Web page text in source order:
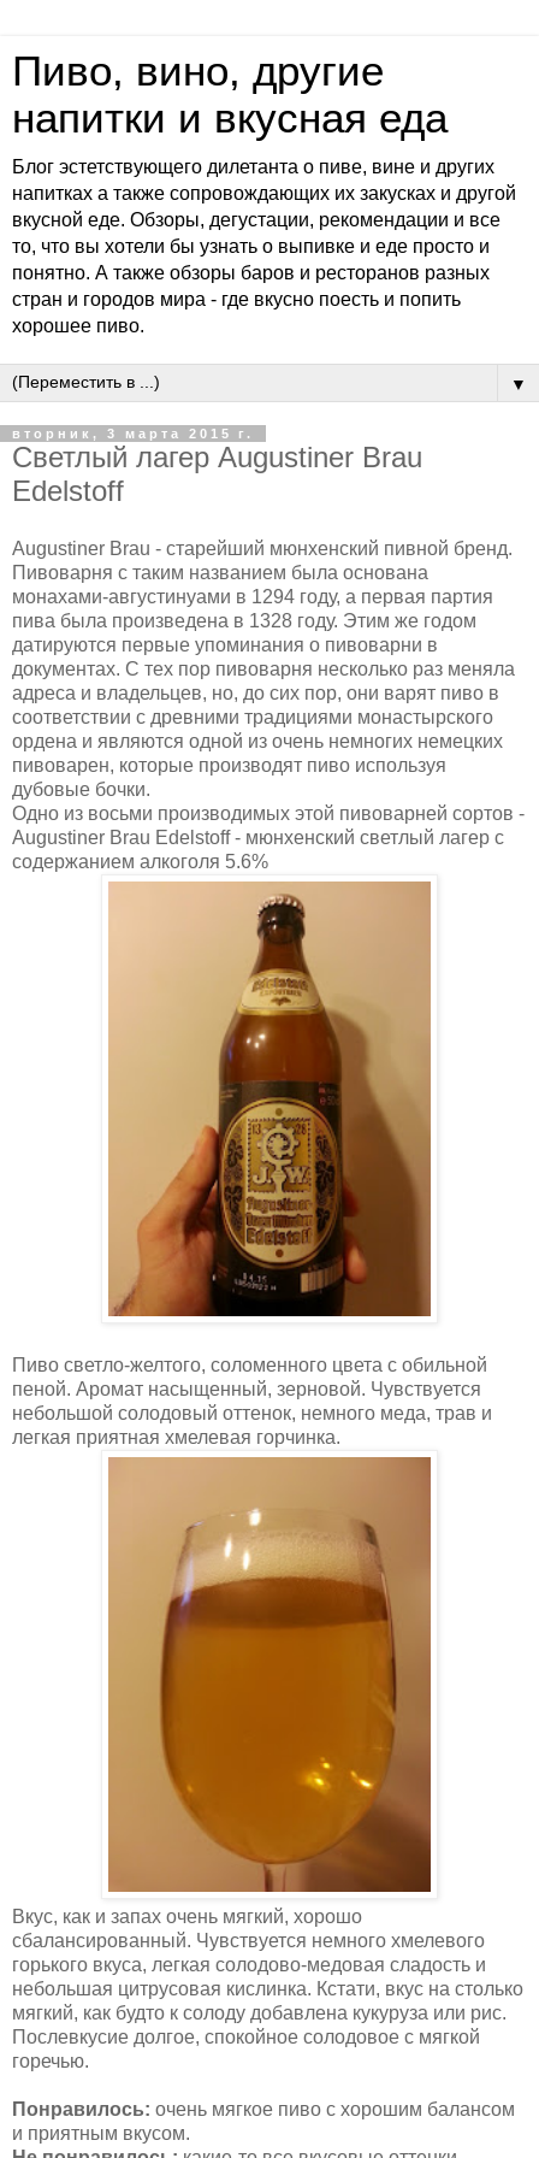
Пиво, вино, другие
напитки и вкусная еда
Блог эстетствующего дилетанта о пиве, вине и других
напитках а также сопровождающих их закусках и другой
вкусной еде. Обзоры, дегустации, рекомендации и все
то, что вы хотели бы узнать о выпивке и еде просто и
понятно. А также обзоры баров и ресторанов разных
стран и городов мира - где вкусно поесть и попить
хорошее пиво.
▼
вторник, 3 марта 2015 г.
Светлый лагер Augustiner Brau
Edelstoff
Augustiner Brau - старейший мюнхенский пивной бренд.
Пивоварня с таким названием была основана
монахами-августинуами в 1294 году, а первая партия
пива была произведена в 1328 году. Этим же годом
датируются первые упоминания о пивоварни в
документах. С тех пор пивоварня несколько раз меняла
адреса и владельцев, но, до сих пор, они варят пиво в
соответствии с древними традициями монастырского
ордена и являются одной из очень немногих немецких
пивоварен, которые производят пиво используя
дубовые бочки.
Одно из восьми производимых этой пивоварней сортов -
Augustiner Brau Edelstoff - мюнхенский светлый лагер с
содержанием алкоголя 5.6%
Пиво светло-желтого, соломенного цвета с обильной
пеной. Аромат насыщенный, зерновой. Чувствуется
небольшой солодовый оттенок, немного меда, трав и
легкая приятная хмелевая горчинка.
Вкус, как и запах очень мягкий, хорошо
сбалансированный. Чувствуется немного хмелевого
горького вкуса, легкая солодово-медовая сладость и
небольшая цитрусовая кислинка. Кстати, вкус на столько
мягкий, как будто к солоду добавлена кукуруза или рис.
Послевкусие долгое, спокойное солодовое с мягкой
горечью.
Понравилось: очень мягкое пиво с хорошим балансом
и приятным вкусом.